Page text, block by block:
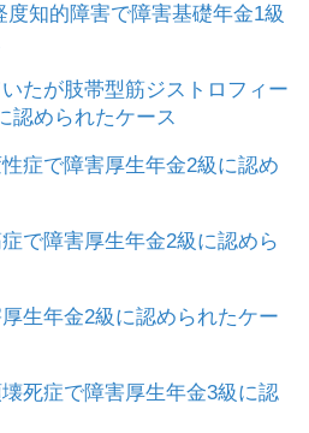
度知的障害で障害基礎年金1級
たが肢帯型筋ジストロフィー
認められたケース
症で障害厚生年金2級に認め
で障害厚生年金2級に認めら
生年金2級に認められたケー
死症で障害厚生年金3級に認